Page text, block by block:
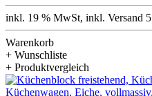
inkl. 19 % MwSt, inkl. Versand
Warenkorb
+ Wunschliste
+ Produktvergleich